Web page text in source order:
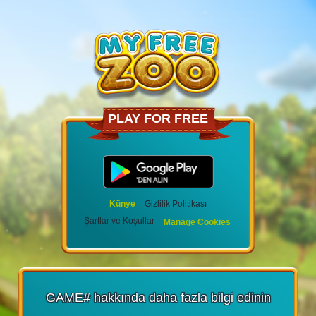
PLAY FOR FREE
Künye
Gizlilik Politikası
Şartlar ve Koşullar
Manage Cookies
GAME# hakkında daha fazla bilgi edinin